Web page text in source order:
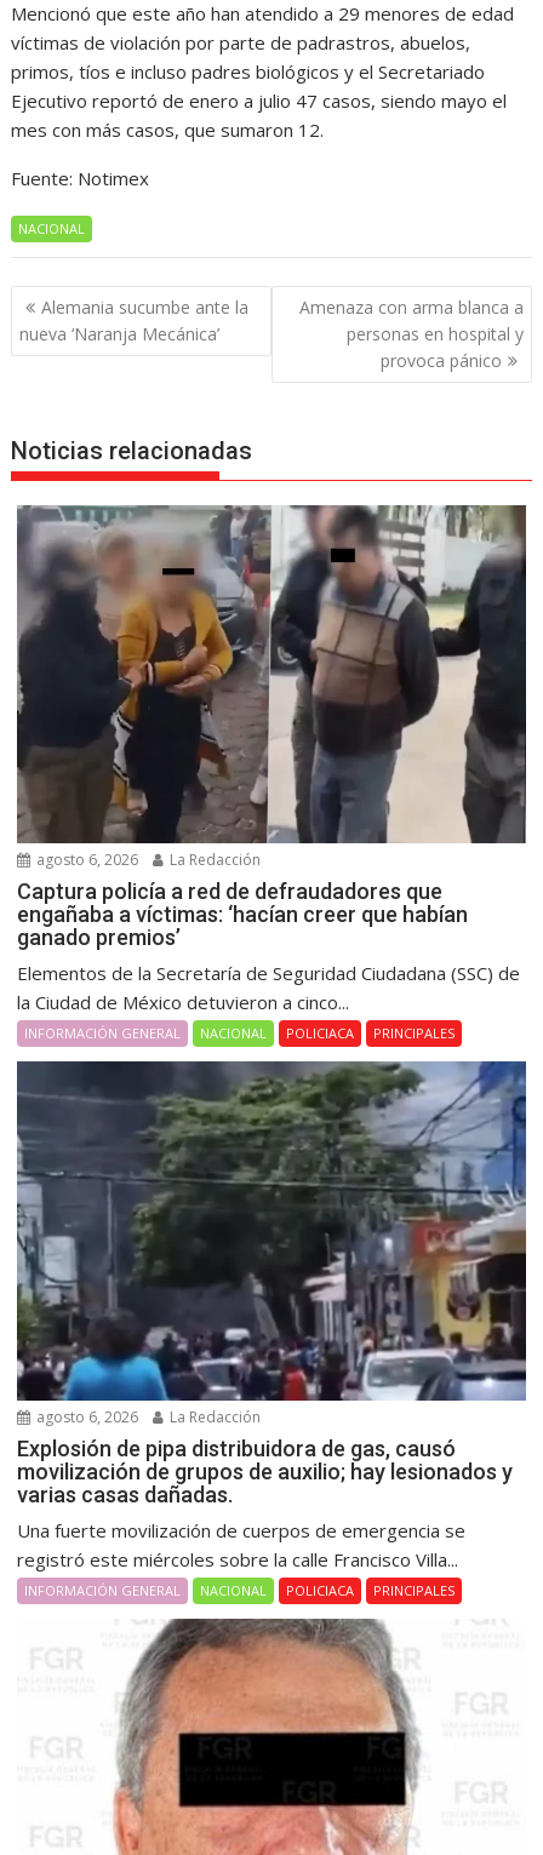
Mencionó que este año han atendido a 29 menores de edad
víctimas de violación por parte de padrastros, abuelos,
primos, tíos e incluso padres biológicos y el Secretariado
Ejecutivo reportó de enero a julio 47 casos, siendo mayo el
mes con más casos, que sumaron 12.
Fuente: Notimex
NACIONAL
Navegación
de
entradas
Alemania sucumbe ante la
nueva ‘Naranja Mecánica’
Amenaza con arma blanca a
personas en hospital y
provoca pánico
Noticias relacionadas
agosto 6, 2026 La Redacción
Captura policía a red de defraudadores que
engañaba a víctimas: ‘hacían creer que habían
ganado premios’
Elementos de la Secretaría de Seguridad Ciudadana (SSC) de
la Ciudad de México detuvieron a cinco...
INFORMACIÓN GENERAL NACIONAL POLICIACA PRINCIPALES
agosto 6, 2026 La Redacción
Explosión de pipa distribuidora de gas, causó
movilización de grupos de auxilio; hay lesionados y
varias casas dañadas.
Una fuerte movilización de cuerpos de emergencia se
registró este miércoles sobre la calle Francisco Villa...
INFORMACIÓN GENERAL NACIONAL POLICIACA PRINCIPALES